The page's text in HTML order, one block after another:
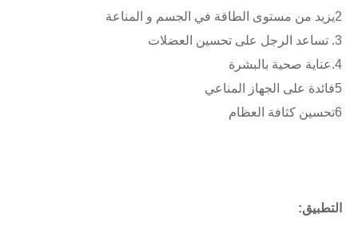
2يزيد من مستوى الطاقة في الجسم و المناعة
3. تساعد الرجل على تحسين العضلات
4.عناية صحية بالبشرة
5فائدة على الجهاز المناعي
6تحسين كثافة العظام
التطبيق: